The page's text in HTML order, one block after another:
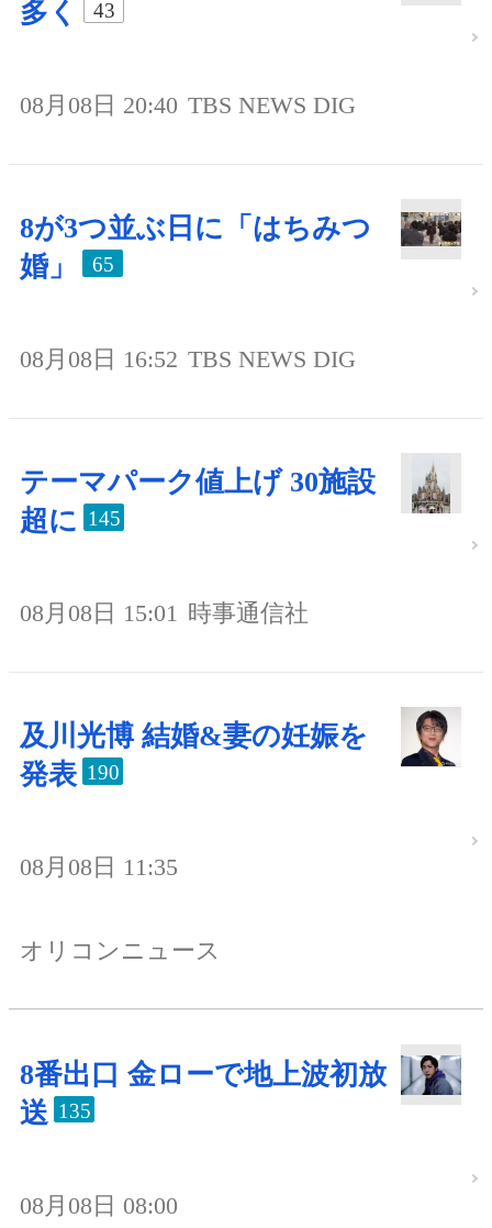
多く 43
08月08日 20:40 TBS NEWS DIG
8が3つ並ぶ日に「はちみつ
婚」
65
08月08日 16:52 TBS NEWS DIG
テーマパーク値上げ 30施設
超に 145
08月08日 15:01 時事通信社
及川光博 結婚&妻の妊娠を
発表 190
08月08日 11:35
オリコンニュース
8番出口 金ローで地上波初放
送 135
08月08日 08:00